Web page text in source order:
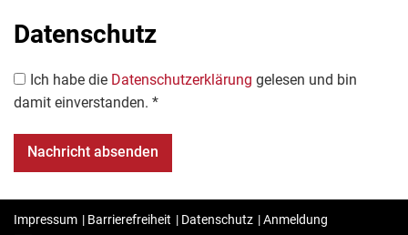
Datenschutz
Ich habe die Datenschutzerklärung gelesen und bin
damit einverstanden. *
Impressum | Barrierefreiheit | Datenschutz |Anmeldung